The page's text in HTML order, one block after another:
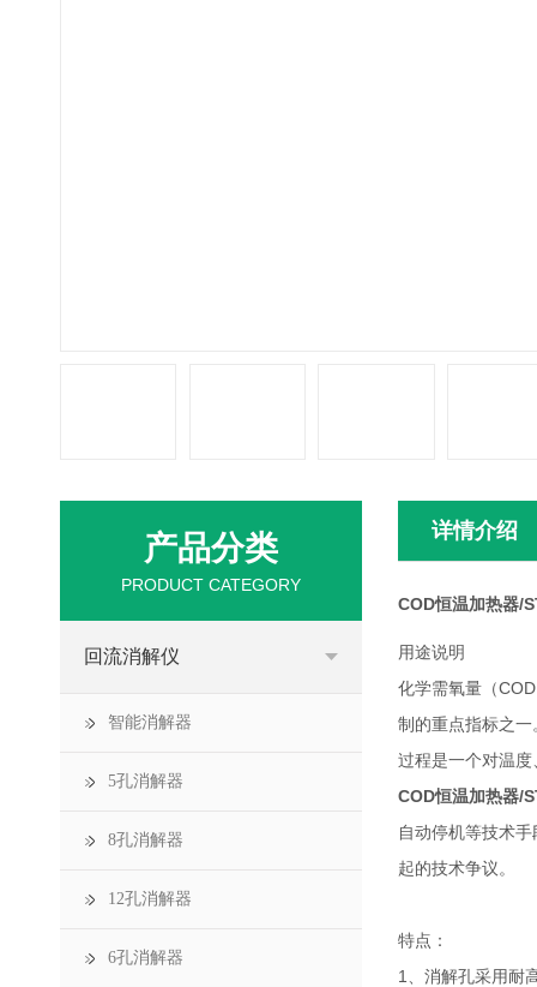
详情介绍
COD恒温加热器/
用途说明
化学需氧量（
制的重点指标之
过程是一个对温
COD恒温加热器/
自动停机等技术
起的技术争议。
特点：
1、消解孔采用耐
产品分类
PRODUCT CATEGORY
回流消解仪
智能消解器
5孔消解器
8孔消解器
12孔消解器
6孔消解器